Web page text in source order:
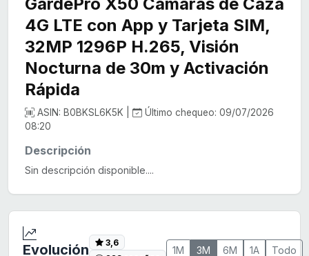
GardePro X50 Cámaras de Caza
4G LTE con App y Tarjeta SIM,
32MP 1296P H.265, Visión
Nocturna de 30m y Activación
Rápida
ASIN: B0BKSL6K5K |
Último chequeo: 09/07/2026
08:20
Descripción
Sin descripción disponible....
Evolución
3,6
1M 3M 6M 1A Todo